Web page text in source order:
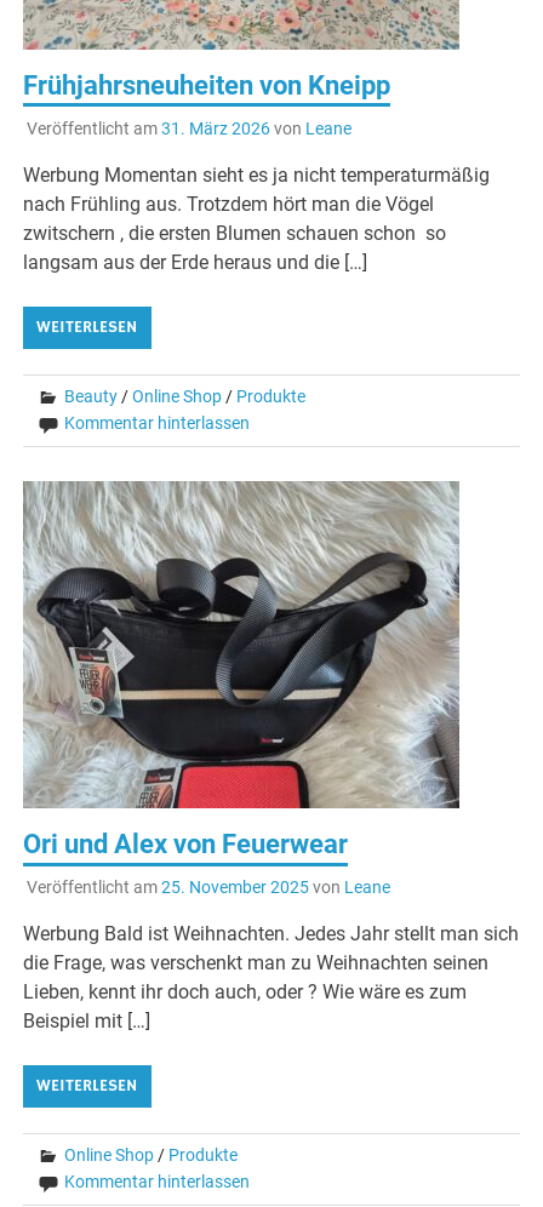
Frühjahrsneuheiten von Kneipp
Veröffentlicht am31. März 2026von Leane
Werbung Momentan sieht es ja nicht temperaturmäßig
nach Frühling aus. Trotzdem hört man die Vögel
zwitschern , die ersten Blumen schauen schon so
langsam aus der Erde heraus und die […]
WEITERLESEN
Beauty /Online Shop / Produkte
Kommentar hinterlassen
Ori und Alex von Feuerwear
Veröffentlicht am25. November 2025von Leane
Werbung Bald ist Weihnachten. Jedes Jahr stellt man sich
die Frage, was verschenkt man zu Weihnachten seinen
Lieben, kennt ihr doch auch, oder ? Wie wäre es zum
Beispiel mit […]
WEITERLESEN
Online Shop / Produkte
Kommentar hinterlassen